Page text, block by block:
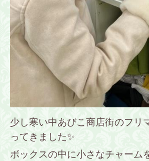
少し寒い中あびこ商店街のフリ
ってきました✨
ボックスの中に小さなチャーム